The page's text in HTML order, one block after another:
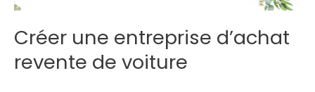
Créer une entreprise d’achat
revente de voiture